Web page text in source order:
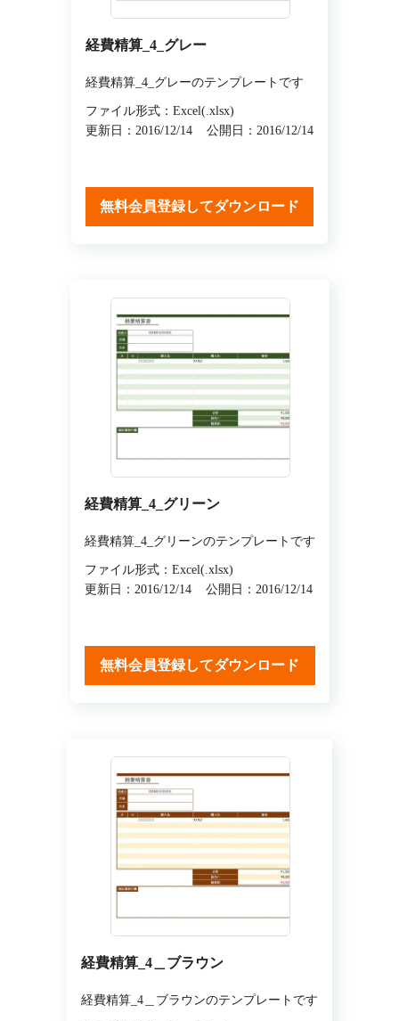
経費精算_4_グレー
経費精算_4_グレーのテンプレートです
ファイル形式：Excel(.xlsx)
更新日：2016/12/14
公開日：2016/12/14
無料会員登録してダウンロード
経費精算_4_グリーン
経費精算_4_グリーンのテンプレートです
ファイル形式：Excel(.xlsx)
更新日：2016/12/14
公開日：2016/12/14
無料会員登録してダウンロード
経費精算_4＿ブラウン
経費精算_4＿ブラウンのテンプレートです